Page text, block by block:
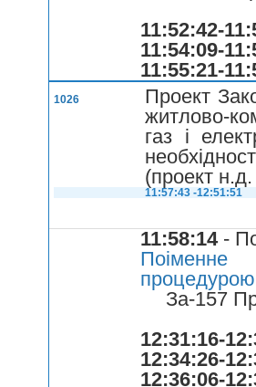
11:52:42-
11:54:09-
11:55:21-
1026
Проект
житлово-
газ і
(проект
11:57:43 -12:51:51
11:58:14-
Поіменне
За-157
12:31:16-
12:34:26-
12:36:06-